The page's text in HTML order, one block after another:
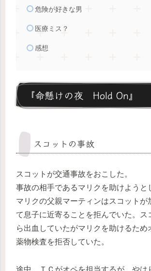
危険が好きな男
医療ミス？
感想
『命懸けの夜 Hold On』
スコットの事故
スコットが交通事故をおこした。
事故の相手であるマリクを助けようと
マリクの父親マーティンはスコットが
て息子に近寄ることを拒んでいた。ス
ら出血していたがマリクを助けるため
薬物検査を拒否していた。
途中、ＴＣがオペを担当するが、やは